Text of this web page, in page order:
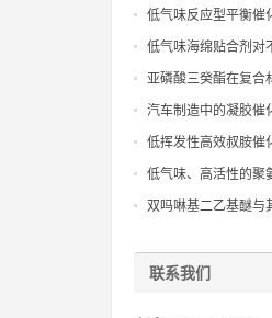
低气味反应型平衡催
胶反应的平衡
低气味海绵贴合剂对
乳胶）和织物的广泛
亚磷酸三癸酯在复合
汽车制造中的凝胶催
材料强度的新选择
低挥发性高效叔胺催
环境并符合环保法规
低气味、高活性的聚
改善工作环境和产品
双吗啉基二乙基醚与
联系我们